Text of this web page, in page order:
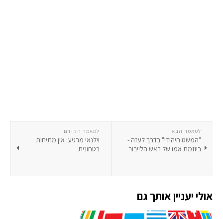
למאמר הקודם
וילנאי מרגיע: אין מתיחות
בטחונית
למאמר הבא
"המשט היהודי" בדרך לעזה -
ביוזמת אמו של ראש הלייבור
אולי יעניין אותך גם